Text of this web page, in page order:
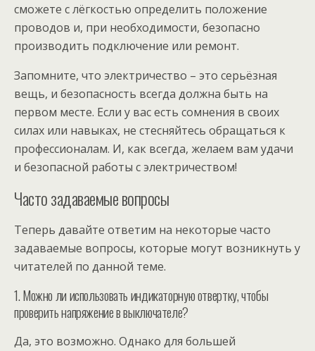
сможете с лёгкостью определить положение
проводов и, при необходимости, безопасно
производить подключение или ремонт.
Запомните, что электричество – это серьёзная
вещь, и безопасность всегда должна быть на
первом месте. Если у вас есть сомнения в своих
силах или навыках, не стесняйтесь обращаться к
профессионалам. И, как всегда, желаем вам удачи
и безопасной работы с электричеством!
Часто задаваемые вопросы
Теперь давайте ответим на некоторые часто
задаваемые вопросы, которые могут возникнуть у
читателей по данной теме.
1. Можно ли использовать индикаторную отвертку, чтобы
проверить напряжение в выключателе?
Да, это возможно. Однако для большей